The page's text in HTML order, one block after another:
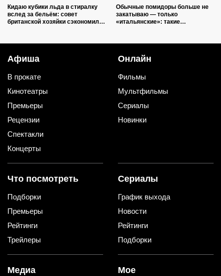
Кидаю кубики льда в стиралку
вслед за бельём: совет
британской хозяйки сэкономил
Обычные помидоры больше не
закатываю — только
«итальянские»: такие
Афиша
В прокате
Кинотеатры
Премьеры
Рецензии
Спектакли
Концерты
Онлайн
Фильмы
Мультфильмы
Сериалы
Новинки
Что посмотреть
Подборки
Премьеры
Рейтинги
Трейлеры
Сериалы
График выхода
Новости
Рейтинги
Подборки
Медиа Мое